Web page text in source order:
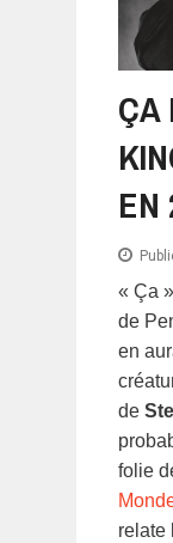
ÇA
EN
« Ça
de
en
de
folie
relate